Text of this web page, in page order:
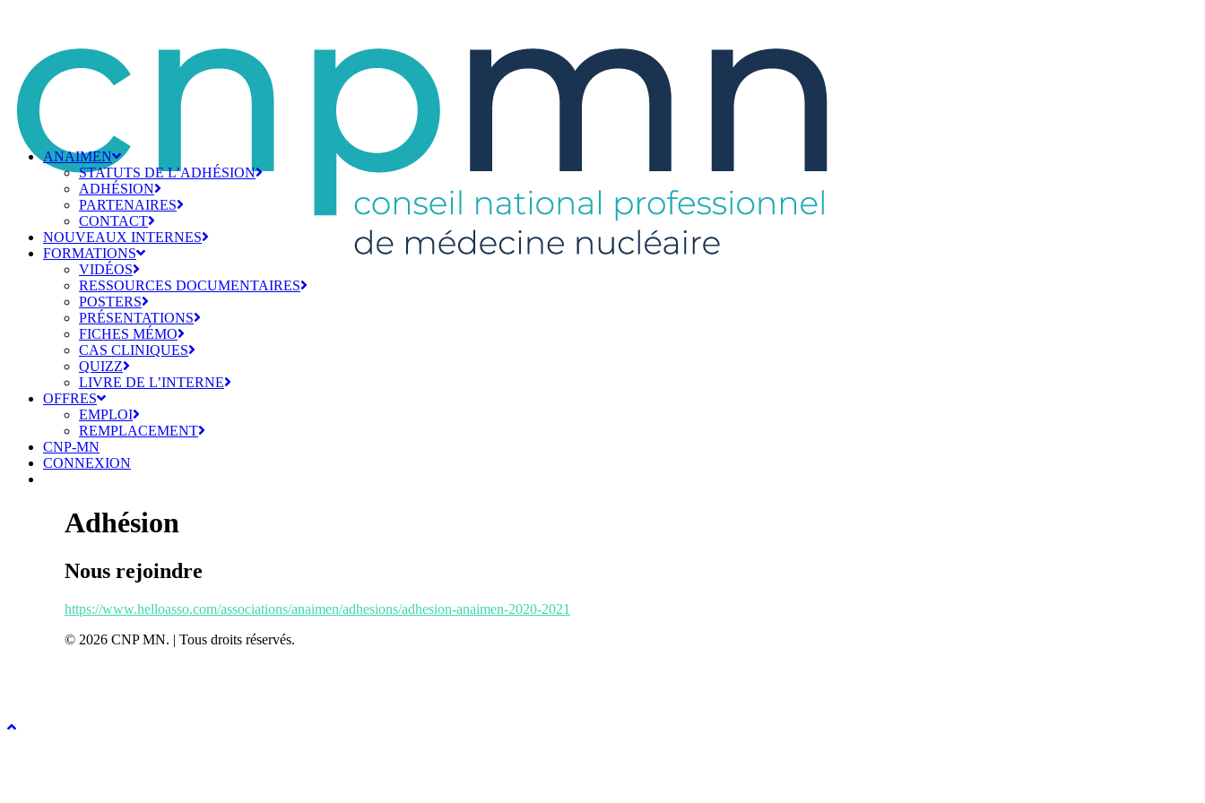
ANAIMEN
STATUTS DE L’ADHÉSION
ADHÉSION
PARTENAIRES
CONTACT
NOUVEAUX INTERNES
FORMATIONS
VIDÉOS
RESSOURCES DOCUMENTAIRES
POSTERS
PRÉSENTATIONS
FICHES MÉMO
CAS CLINIQUES
QUIZZ
LIVRE DE L’INTERNE
OFFRES
EMPLOI
REMPLACEMENT
CNP-MN
CONNEXION
Adhésion
Nous rejoindre
https://www.helloasso.com/associations/anaimen/adhesions/adhesion-anaimen-2020-2021
© 2026 CNP MN. | Tous droits réservés.